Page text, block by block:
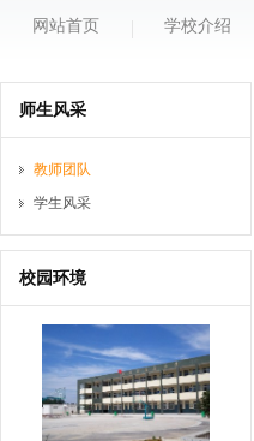
网站首页 学校介绍
师生风采
教师团队
学生风采
校园环境